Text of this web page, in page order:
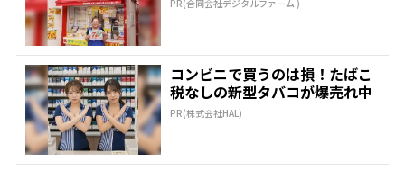
PR(合同会社デジタルファーム )
コンビニで買うのは損！たばこ
税なしの新型タバコが爆売れ中
PR(株式会社HAL)